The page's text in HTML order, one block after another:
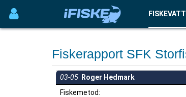
Fiskerapport SFK
03-05 Roger Hedmark
Fiskemetod: